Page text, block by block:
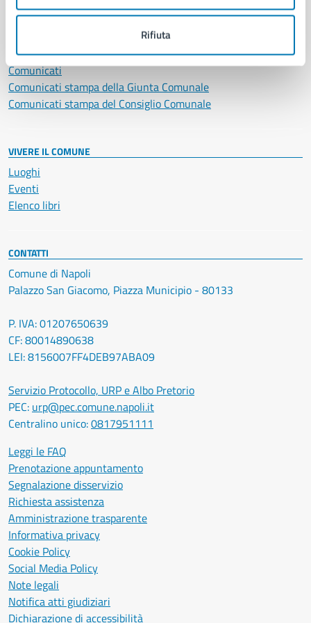
Rifiuta
NOVITÀ
Avvisi
Comunicati
Comunicati stampa della Giunta Comunale
Comunicati stampa del Consiglio Comunale
VIVERE IL COMUNE
Luoghi
Eventi
Elenco libri
CONTATTI
Comune di Napoli
Palazzo San Giacomo, Piazza Municipio - 80133
P. IVA: 01207650639
CF: 80014890638
LEI: 8156007FF4DEB97ABA09
Servizio Protocollo, URP e Albo Pretorio
PEC: urp@pec.comune.napoli.it
Centralino unico:0817951111
Leggi le FAQ
Prenotazione appuntamento
Segnalazione disservizio
Richiesta assistenza
Amministrazione trasparente
Informativa privacy
Cookie Policy
Social Media Policy
Note legali
Notifica atti giudiziari
Dichiarazione di accessibilità